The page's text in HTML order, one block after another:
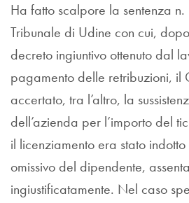
Ha fatto scalpore la sentenza
Tribunale di Udine con cui,
decreto ingiuntivo ottenuto dal
pagamento delle retribuzioni, il
accertato, tra l’altro, la
dell’azienda per l’importo del
il licenziamento era stato
omissivo del dipendente,
ingiustificatamente. Nel caso